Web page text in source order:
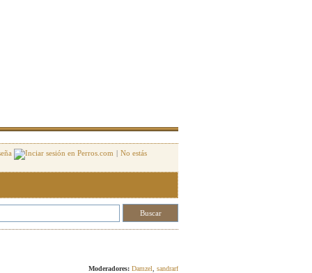
| No estás
Moderadores: Damzel sandrarf